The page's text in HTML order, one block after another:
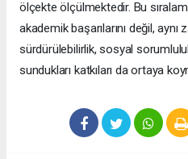
ölçekte ölçülmektedir. Bu
akademik başarılarını değil,
sürdürülebilirlik, sosyal
sundukları katkıları da ortaya